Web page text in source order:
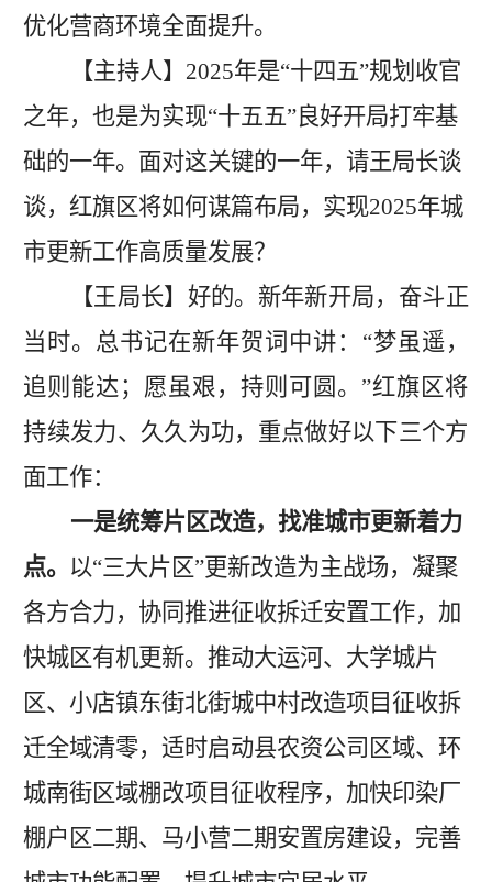
优化营商环境全面提升。
【主持人】 2025年是“十四五”规划收官
之年，也是为实现“十五五”良好开局打牢基
础的一年。面对这关键的一年， 请王局长谈
谈，红旗区将如何谋篇布局，实现2025年城
市更新工作高质量发展？
【王局长】好的。新年新开局，奋斗正
当时。总书记在新年贺词中讲： “梦虽遥，
追则能达；愿虽艰，持则可圆。”红旗区将
持续发力、久久为功，重点做好以下三个方
面工作：
一是统筹片区改造，找准城市更新着力
点。 以“三大片区”更新改造为主战场，凝聚
各方合力，协同推进征收拆迁安置工作，加
快城区有机更新。推动大运河、 大学城片
区、小店镇东街北街城中村改造项目 征收拆
迁全域清零，适时启动县农资公司区域、环
城南街区域棚改项目 征收程序，加快印染厂
棚户区二期、 马小营二期安置房建设，完善